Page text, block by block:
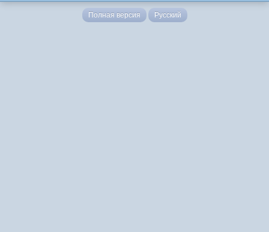
Полная версия Русский